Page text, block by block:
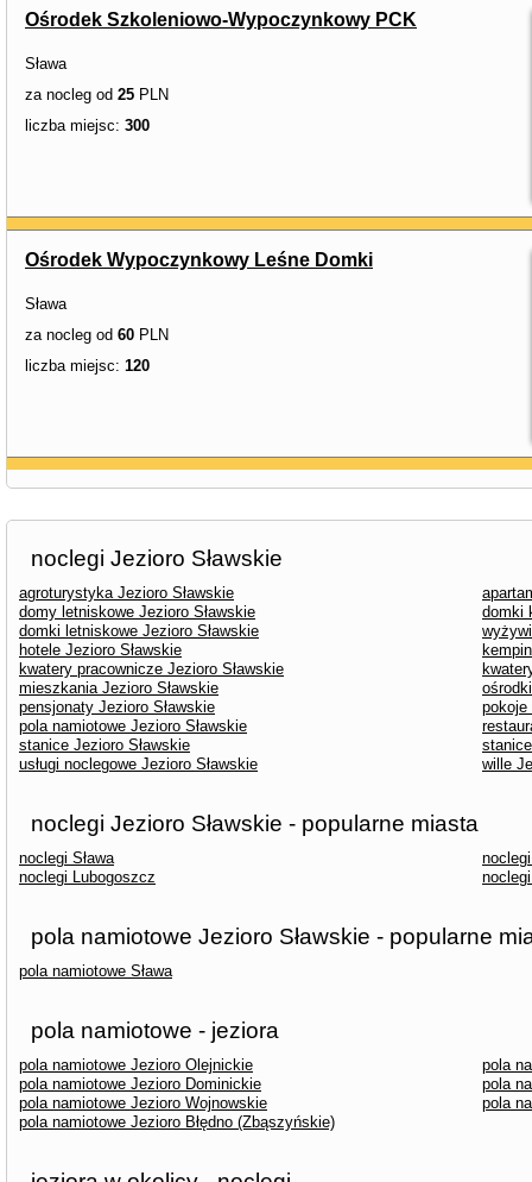
Ośrodek Szkoleniowo-Wypoczynkowy PCK
Sława
za nocleg od 25 PLN
liczba miejsc: 300
Ośrodek Wypoczynkowy Leśne Domki
Sława
za nocleg od 60 PLN
liczba miejsc: 120
noclegi Jezioro Sławskie
agroturystyka Jezioro Sławskie
domy letniskowe Jezioro Sławskie
domki
domki letniskowe Jezioro Sławskie
hotele Jezioro Sławskie
kwatery pracownicze Jezioro Sławskie
mieszkania Jezioro Sławskie
pensjonaty Jezioro Sławskie
pokoje
pola namiotowe Jezioro Sławskie
stanice Jezioro Sławskie
usługi noclegowe Jezioro Sławskie
wille
noclegi Jezioro Sławskie - popularne miasta
noclegi Sława
noclegi Lubogoszcz
pola namiotowe Jezioro Sławskie - popularne
pola namiotowe Sława
pola namiotowe - jeziora
pola namiotowe Jezioro Olejnickie
pola
pola namiotowe Jezioro Dominickie
pola
pola namiotowe Jezioro Wojnowskie
pola
pola namiotowe Jezioro Błędno (Zbąszyńskie)